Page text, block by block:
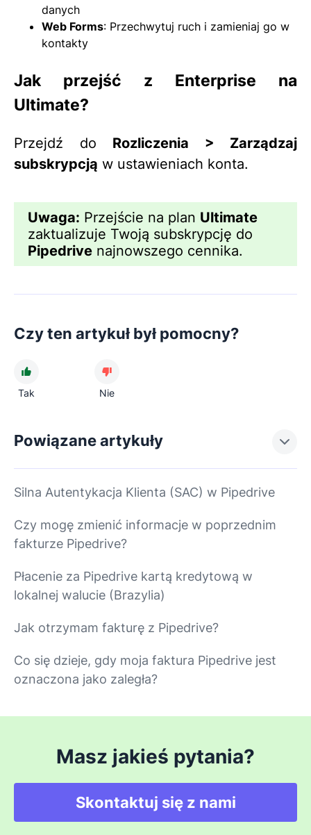
danych
Web Forms: Przechwytuj ruch i zamieniaj go w
kontakty
Jak przejść z Enterprise na
Ultimate?
Przejdź do Rozliczenia > Zarządzaj
subskrypcją w ustawieniach konta.
Uwaga: Przejście na plan Ultimate
zaktualizuje Twoją subskrypcję do
Pipedrive najnowszego cennika.
Czy ten artykuł był pomocny?
Tak Nie
Powiązane artykuły
Silna Autentykacja Klienta (SAC) w Pipedrive
Czy mogę zmienić informacje w poprzednim
fakturze Pipedrive?
Płacenie za Pipedrive kartą kredytową w
lokalnej walucie (Brazylia)
Jak otrzymam fakturę z Pipedrive?
Co się dzieje, gdy moja faktura Pipedrive jest
oznaczona jako zaległa?
Masz jakieś pytania?
Skontaktuj się z nami